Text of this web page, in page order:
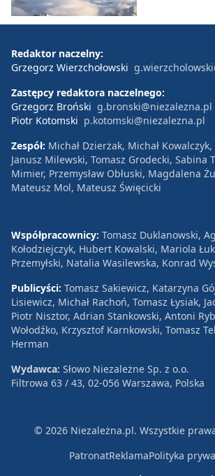
Redaktor naczelny:
Grzegorz Wierzchołowski
Zastępcy redaktora naczelnego:
Grzegorz Broński g.bronski@niezalezna.pl
Piotr Kotomski p.kotomski@niezalezna.pl
Zespół: Michał Dzierżak, Michał
Janusz Milewski, Tomasz Grodecki, Sabina
Mimier, Przemysław Obłuski, Magdalena
Mateusz Mol, Mateusz Święcicki
Współpracownicy: Tomasz Duklanowski,
Kołodziejczyk, Hubert Kowalski, Mariola
Przemyłski, Natalia Wasilewska, Konrad
Publicyści: Tomasz Sakiewicz, Katarzyna
Lisiewicz, Michał Rachoń, Tomasz Łysiak,
Piotr Nisztor, Adrian Stankowski, Antoni
Wołodźko, Krzysztof Karnkowski, Tomasz
Herman
Wydawca: Słowo Niezależne Sp. z o.o.
Filtrowa 63 / 43, 02-056 Warszawa, Polska
© 2026 Niezależna.pl. Wszystkie
PatronatReklamaPolityka